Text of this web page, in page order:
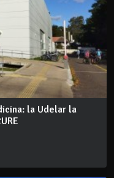
la Udelar la